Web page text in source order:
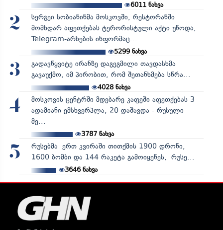
6011 ნახვა
2
სერგეი სობიანინმა მოსკოვში, რესტორანში
მომხდარ აფეთქებას ტერორისტული აქტი უწოდა,
Telegram-არხების ინფორმაც...
5299ნახვა
3
გადავწყვიტე ირანზე დაგეგმილი თავდასხმა
გავაუქმო, იმ პირობით, რომ შეთანხმება სწრა...
4028ნახვა
4
მოსკოვის ცენტრში მდებარე კაფეში აფეთქებას 3
ადამიანი ემსხვერპლა, 20 დაშავდა - რუსული
მე...
3787ნახვა
5
რუსებმა ერთ კვირაში თითქმის 1900 დრონი,
1600 ბომბი და 144 რაკეტა გამოიყენეს, რუსე...
3646ნახვა